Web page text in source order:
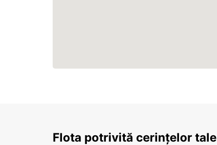
Flota potrivită cerințelor tale